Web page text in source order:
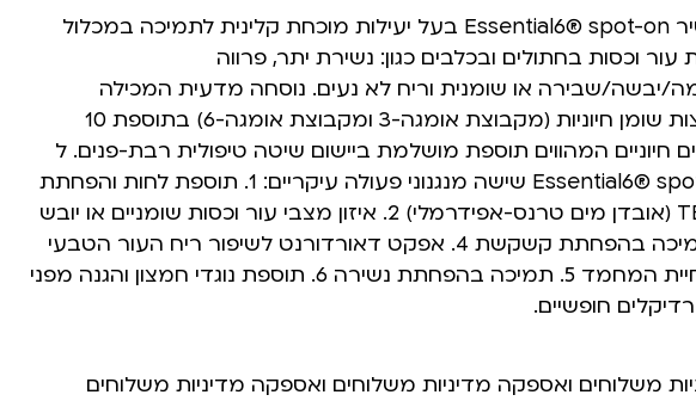
תכשיר Essential6® spot-on בעל יעילות מוכחת קלינית לתמיכה במכלול
עור וכסות בחתולים ובכלבים כגון: נשירת יתר, פרווה
יבשה/שבירה או שומנית וריח לא נעים. נוסחה מדעית המכילה
חומצות שומן חיוניות (מקבוצת אומגה-3 ומקבוצת אומגה-6) בתוספת 10
חיוניים המהווים תוספת מושלמת ביישום שיטה טיפולית רבת-פנים. ל
Essential6® spot-on שישה מנגנוני פעולה עיקריים: 1. תוספת לחות והפחתת
TEWL (אובדן מים טרנס-אפידרמלי) 2. איזון מצבי עור וכסות שומניים או יובש
3. תמיכה בהפחתת קשקשת 4. אפקט דאורדורנט לשיפור ריח העור הטבעי
של חיית המחמד 5. תמיכה בהפחתת נשירה 6. תוספת נוגדי חמצון והגנה מפני
רדיקלים חופשיים.
משלוחים ואספקה מדיניות משלוחים ואספקה מדיניות משלוחים